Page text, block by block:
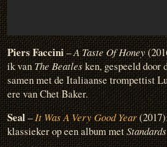
Piers Faccini–A Taste Of Honey
ik vanThe Beatlesken, gespeeld
samen met de Italiaanse trompettist
ere van Chet Baker.
Seal–It Was A Very Good Year
klassieker op een album metStandards